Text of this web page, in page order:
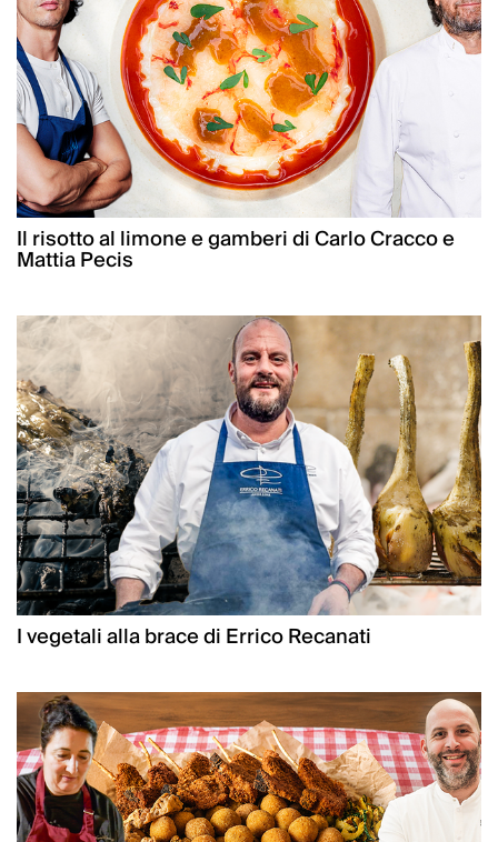
Il risotto al limone e gamberi di Carlo Cracco e
Mattia Pecis
I vegetali alla brace di Errico Recanati